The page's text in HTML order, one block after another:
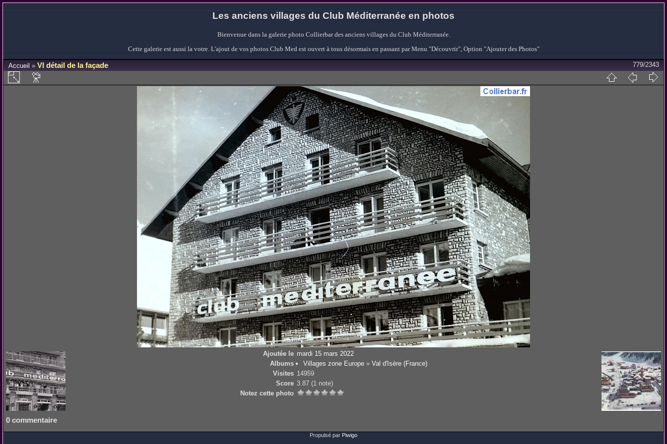
Les anciens villages du Club Méditerranée en photos
Bienvenue dans la galerie photo Collierbar des anciens villages du Club Méditerranée.
Cette galerie est aussi la votre. L'ajout de vos photos Club Med est ouvert à tous désormais en passant par Menu "Découvrir", Option "Ajouter des Photos"
Accueil » VI détail de la façade 779/2343
Ajoutée le mardi 15 mars 2022
Albums
Villages zone Europe» Val d'Isère (France)
Visites 14959
Score 3.87 (1 note)
Notez cette photo
0 commentaire
Propulsé par Piwigo